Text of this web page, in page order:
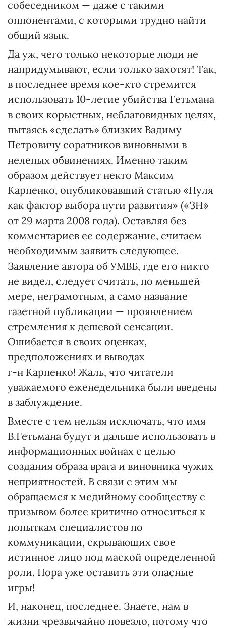
собеседником — даже с такими
оппонентами, с которыми трудно найти
общий язык.
Да уж, чего только некоторые люди не
напридумывают, если только захотят! Так,
в последнее время кое-кто стремится
использовать 10-летие убийства Гетьмана
в своих корыстных, неблаговидных целях,
пытаясь «сделать» близких Вадиму
Петровичу соратников виновными в
нелепых обвинениях. Именно таким
образом действует некто Максим
Карпенко, опубликовавший статью «Пуля
как фактор выбора пути развития» («ЗН»
от 29 марта 2008 года). Оставляя без
комментариев ее содержание, считаем
необходимым заявить следующее.
Заявление автора об УМВБ, где его никто
не видел, следует считать, по меньшей
мере, неграмотным, а само название
газетной публикации — проявлением
стремления к дешевой сенсации.
Ошибается в своих оценках,
предположениях и выводах
г-н Карпенко! Жаль, что читатели
уважаемого еженедельника были введены
в заблуждение.
Вместе с тем нельзя исключать, что имя
В.Гетьмана будут и дальше использовать в
информационных войнах с целью
создания образа врага и виновника чужих
неприятностей. В связи с этим мы
обращаемся к медийному сообществу с
призывом более критично относиться к
попыткам специалистов по
коммуникации, скрывающих свое
истинное лицо под маской определенной
роли. Пора уже оставить эти опасные
игры!
И, наконец, последнее. Знаете, нам в
жизни чрезвычайно повезло, потому что